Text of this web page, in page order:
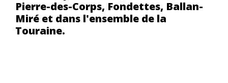
Pierre-des-Corps, Fondettes, Ballan-
Miré et dans l'ensemble de la
Touraine.